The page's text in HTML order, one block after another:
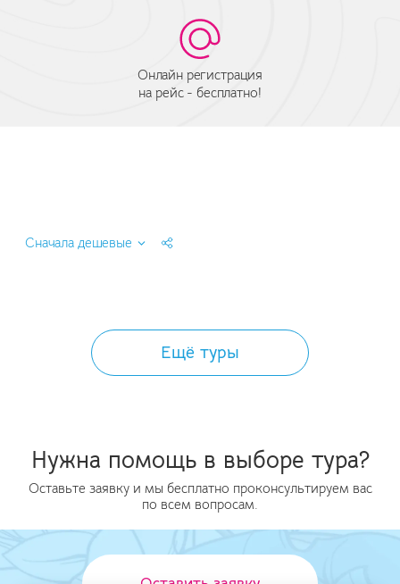
Онлайн регистрация
на рейс - бесплатно!
Сначала дешевые
Ещё туры
Нужна помощь в выборе тура?
Оставьте заявку и мы бесплатно проконсультируем вас
по всем вопросам.